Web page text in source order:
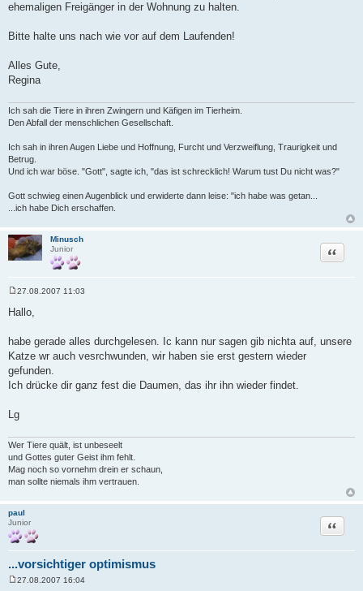
ehemaligen Freigänger in der Wohnung zu halten.
Bitte halte uns nach wie vor auf dem Laufenden!
Alles Gute,
Regina
Ich sah die Tiere in ihren Zwingern und Käfigen im Tierheim.
Den Abfall der menschlichen Gesellschaft.
Ich sah in ihren Augen Liebe und Hoffnung, Furcht und Verzweiflung, Traurigkeit und
Betrug.
Und ich war böse. "Gott", sagte ich, "das ist schrecklich! Warum tust Du nicht was?"
Gott schwieg einen Augenblick und erwiderte dann leise: "ich habe was getan...
...ich habe Dich erschaffen.
Minusch
Junior
Zitat
e
i
r
a
g
27.08.2007 11:03
Hallo,
habe gerade alles durchgelesen. Ic kann nur sagen gib nichta auf, unsere
Katze wr auch vesrchwunden, wir haben sie erst gestern wieder
gefunden.
Ich drücke dir ganz fest die Daumen, das ihr ihn wieder findet.
Lg
Wer Tiere quält, ist unbeseelt
und Gottes guter Geist ihm fehlt.
Mag noch so vornehm drein er schaun,
man sollte niemals ihm vertrauen.
paul
Junior
...vorsichtiger optimismus
Zitat
27.08.2007 16:04